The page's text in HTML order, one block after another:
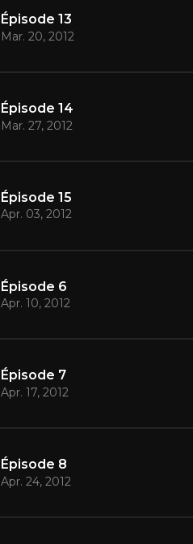
Épisode 13
Mar. 20, 2012
Épisode 14
Mar. 27, 2012
Épisode 15
Apr. 03, 2012
Épisode 6
Apr. 10, 2012
Épisode 7
Apr. 17, 2012
Épisode 8
Apr. 24, 2012